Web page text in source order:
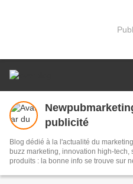
publicité
Blog dédié à la l'actualité du
buzz marketing, innovation high-
produits : la bonne info se trouve sur